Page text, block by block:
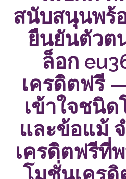
สนับสนุนพร้
ยืนยันตัวต
ล็อก
เครดิตฟรี
เข้าใจชนิ
และข้อแม้
เครดิตฟรีที่
โมชั่นเคร